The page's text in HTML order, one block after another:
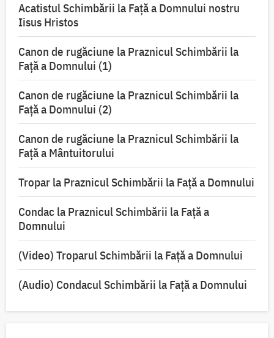
Acatistul Schimbării la Faţă a Domnului nostru
Iisus Hristos
Canon de rugăciune la Praznicul Schimbării la
Faţă a Domnului (1)
Canon de rugăciune la Praznicul Schimbării la
Faţă a Domnului (2)
Canon de rugăciune la Praznicul Schimbării la
Față a Mântuitorului
Tropar la Praznicul Schimbării la Faţă a Domnului
Condac la Praznicul Schimbării la Faţă a
Domnului
(Video) Troparul Schimbării la Față a Domnului
(Audio) Condacul Schimbării la Față a Domnului